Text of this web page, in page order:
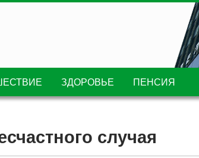
ЗДОРОВЬЕ ПЕНСИЯ
случая